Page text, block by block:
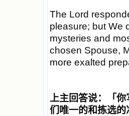
The Lord
pleasure; but We
mysteries and
chosen Spouse,
more exalted
上主回答说：「你
们唯一的和拣选